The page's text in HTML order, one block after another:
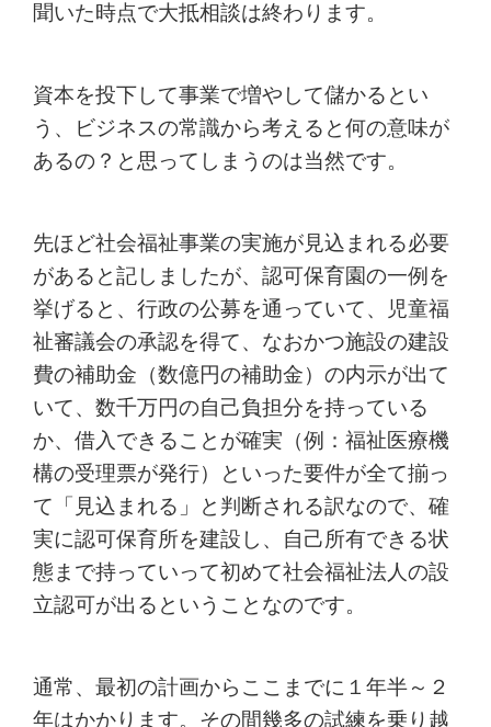
聞いた時点で大抵相談は終わります。
資本を投下して事業で増やして儲かるとい
う、ビジネスの常識から考えると何の意味が
あるの？と思ってしまうのは当然です。
先ほど社会福祉事業の実施が見込まれる必要
があると記しましたが、認可保育園の一例を
挙げると、行政の公募を通っていて、児童福
祉審議会の承認を得て、なおかつ施設の建設
費の補助金（数億円の補助金）の内示が出て
いて、数千万円の自己負担分を持っている
か、借入できることが確実（例：福祉医療機
構の受理票が発行）といった要件が全て揃っ
て「見込まれる」と判断される訳なので、確
実に認可保育所を建設し、自己所有できる状
態まで持っていって初めて社会福祉法人の設
立認可が出るということなのです。
通常、最初の計画からここまでに１年半～２
年はかかります。その間幾多の試練を乗り越